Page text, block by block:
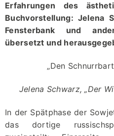
Homepage
Erfahrungen des
Buchvorstellung: Jelena
Fensterbank und
übersetzt und
„Den
Jelena Schwarz, „Der
In der Spätphase der
das dortige